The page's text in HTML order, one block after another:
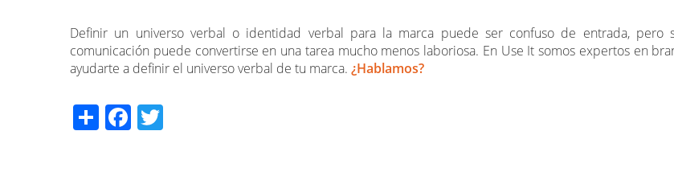
Definir un universo verbal o identidad verbal para la marca puede ser confuso de entrada, pero
comunicación puede convertirse en una tarea mucho menos laboriosa. En Use It somos expertos en
ayudarte a definir el universo verbal de tu marca. ¿Hablamos?
ShareFacebook